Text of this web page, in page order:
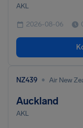
AKL
2026-08-06
NZ439 • Air New
Auckland
AKL